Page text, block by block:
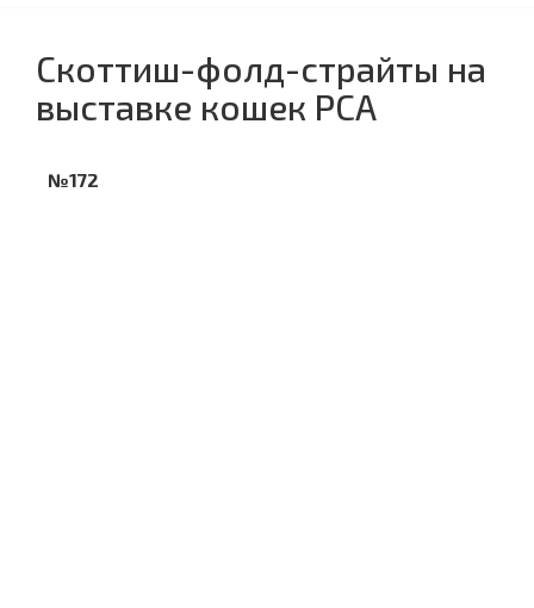
Скоттиш-фолд-страйты на
выставке кошек PCA
№172